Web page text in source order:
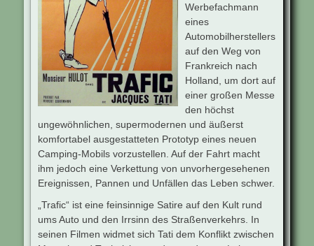
Werbefachmann
eines
Automobilherstellers
auf den Weg von
Frankreich nach
Holland, um dort auf
einer großen Messe
den höchst
ungewöhnlichen, supermodernen und äußerst
komfortabel ausgestatteten Prototyp eines neuen
Camping-Mobils vorzustellen. Auf der Fahrt macht
ihm jedoch eine Verkettung von unvorhergesehenen
Ereignissen, Pannen und Unfällen das Leben schwer.
„Trafic“ ist eine feinsinnige Satire auf den Kult rund
ums Auto und den Irrsinn des Straßenverkehrs. In
seinen Filmen widmet sich Tati dem Konflikt zwischen